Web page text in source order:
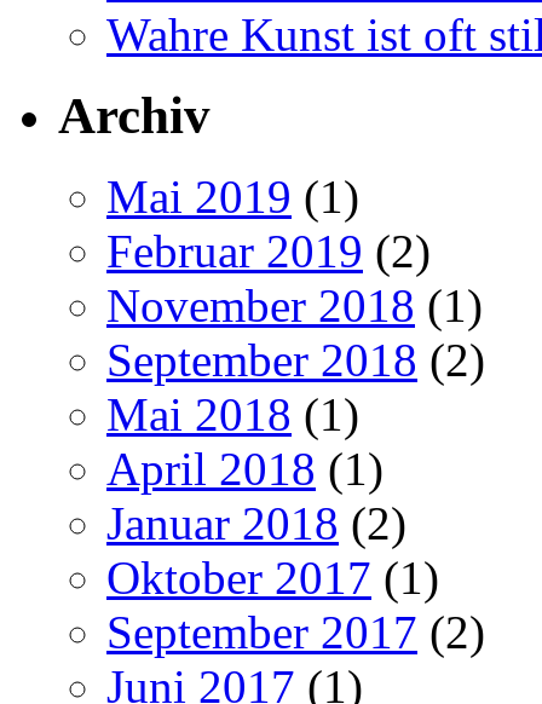
Wahre Kunst ist oft
Archiv
Mai 2019 (1)
Februar 2019 (2)
November 2018 (1)
September 2018 (2)
Mai 2018 (1)
April 2018 (1)
Januar 2018 (2)
Oktober 2017 (1)
September 2017 (2)
Juni 2017 (1)